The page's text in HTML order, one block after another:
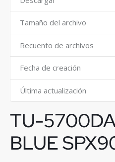
Tamaño del archivo
Recuento de archivos
Fecha de creación
Última actualización
TU-
BLUE